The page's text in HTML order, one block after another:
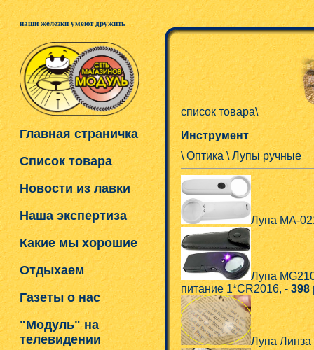
наши железки умеют дружить
Главная страничка
Список товара
Новости из лавки
Наша экспертиза
Какие мы хорошие
Отдыхаем
Газеты о нас
"Модуль" на
телевидении
список товара\
Инструмент
\ Оптика \ Лупы ручные
Лупа MA-
Лупа
питание 1*CR2016, -398
Лупа